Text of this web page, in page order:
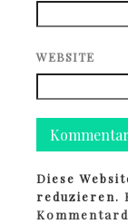
WEBSITE
Diese
reduzieren.